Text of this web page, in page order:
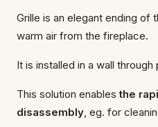
Grille is an elegant ending of
warm air from the fireplace.
It is installed in a wall
This solution enablesthe
disassembly, eg. for